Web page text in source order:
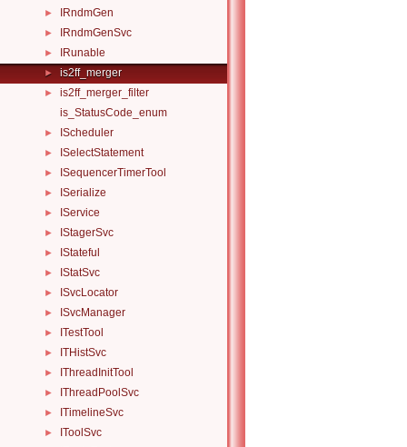
► IRndmGen
► IRndmGenSvc
► IRunable
► is2ff_merger
►
is2ff_merger_filter
is_StatusCode_enum
► IScheduler
► ISelectStatement
► ISequencerTimerTool
► ISerialize
► IService
► IStagerSvc
► IStateful
► IStatSvc
► ISvcLocator
► ISvcManager
► ITestTool
► ITHistSvc
► IThreadInitTool
► IThreadPoolSvc
► ITimelineSvc
► IToolSvc